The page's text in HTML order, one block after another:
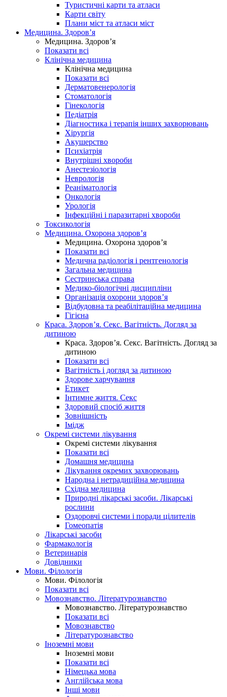
Туристичні карти та атласи
Карти світу
Плани міст та атласи міст
Медицина. Здоров’я
Медицина. Здоров’я
Показати всі
Клінічна медицина
Клінічна медицина
Показати всі
Дерматовенерологія
Стоматологія
Гінекологія
Педіатрія
Діагностика і терапія інших захворювань
Хірургія
Акушерство
Психіатрія
Внутрішні хвороби
Анестезіологія
Неврологія
Реаніматологія
Онкологія
Урологія
Інфекційні і паразитарні хвороби
Токсикологія
Медицина. Охорона здоров’я
Медицина. Охорона здоров’я
Показати всі
Медична радіологія і рентгенологія
Загальна медицина
Сестринська справа
Медико-біологічні дисципліни
Організація охорони здоров’я
Відбудовна та реабілітаційна медицина
Гігієна
Краса. Здоров’я. Секс. Вагітність. Догляд за
дитиною
Краса. Здоров’я. Секс. Вагітність. Догляд за
дитиною
Показати всі
Вагітність і догляд за дитиною
Здорове харчування
Етикет
Інтимне життя. Секс
Здоровий спосіб життя
Зовнішність
Імідж
Окремі системи лікування
Окремі системи лікування
Показати всі
Домашня медицина
Лікування окремих захворювань
Народна і нетрадиційна медицина
Східна медицина
Природні лікарські засоби. Лікарські
рослини
Оздоровчі системи і поради цілителів
Гомеопатія
Лікарські засоби
Фармакологія
Ветеринарія
Довідники
Мови. Філологія
Мови. Філологія
Показати всі
Мовознавство. Літературознавство
Мовознавство. Літературознавство
Показати всі
Мовознавство
Літературознавство
Іноземні мови
Іноземні мови
Показати всі
Німецька мова
Англійська мова
Інші мови